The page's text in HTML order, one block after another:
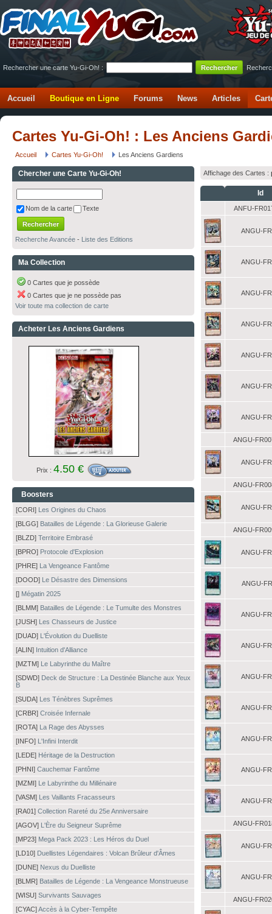
Rechercher une carte Yu-Gi-Oh! :
Accueil Boutique en Ligne Forums News Articles
Cartes Yu-Gi-Oh! : Les Anciens
Accueil Cartes Yu-Gi-Oh! Les Anciens Gardiens
Chercher une Carte Yu-Gi-Oh!
Nom de la carte Texte
Recherche Avancée - Liste des Editions
Ma Collection
0 Cartes que je possède
0 Cartes que je ne possède pas
Voir toute ma collection de carte
Acheter Les Anciens Gardiens
Prix : 4.50 €
Boosters
[CORI] Les Origines du Chaos
[BLGG] Batailles de Légende : La Glorieuse Galerie
[BLZD] Territoire Embrasé
[BPRO] Protocole d'Explosion
[PHRE] La Vengeance Fantôme
[DOOD] Le Désastre des Dimensions
[] Mégatin 2025
[BLMM] Batailles de Légende : Le Tumulte des Monstres
[JUSH] Les Chasseurs de Justice
[DUAD] L'Évolution du Duelliste
[ALIN] Intuition d'Alliance
[MZTM] Le Labyrinthe du Maître
[SDWD] Deck de Structure : La Destinée Blanche aux Yeux
B
[SUDA] Les Ténèbres Suprêmes
[CRBR] Croisée Infernale
[ROTA] La Rage des Abysses
[INFO] L'Infini Interdit
[LEDE] Héritage de la Destruction
[PHNI] Cauchemar Fantôme
[MZMI] Le Labyrinthe du Millénaire
[VASM] Les Vaillants Fracasseurs
[RA01] Collection Rareté du 25e Anniversaire
[AGOV] L'Ère du Seigneur Suprême
[MP23] Mega Pack 2023 : Les Héros du Duel
[LD10] Duellistes Légendaires : Volcan Brûleur d'Âmes
[DUNE] Nexus du Duelliste
[BLMR] Batailles de Légende : La Vengeance Monstrueuse
[WISU] Survivants Sauvages
[CYAC]Accès à la Cyber-Tempête
Affichage des Cartes :
Id
ANFU-
ANGU-
ANGU-
ANGU-
ANGU-
ANGU-
ANGU-
ANGU-
ANGU-
ANGU-
ANGU-
ANGU-
ANGU-
ANGU-
ANGU-
ANGU-
ANGU-
ANGU-
ANGU-
ANGU-
ANGU-
ANGU-
ANGU-
ANGU-
ANGU-
ANGU-